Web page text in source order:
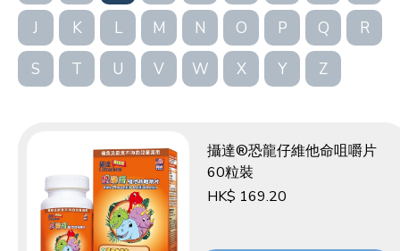
J
K L M N O P Q
R
S
T U V W X Y Z
攝達®恐龍仔維他命咀嚼片
60粒裝
HK$ 169.20